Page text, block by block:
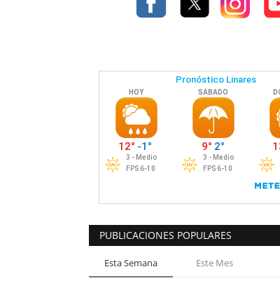
PUBLICACIONES POPULARES
Esta Semana Este Mes